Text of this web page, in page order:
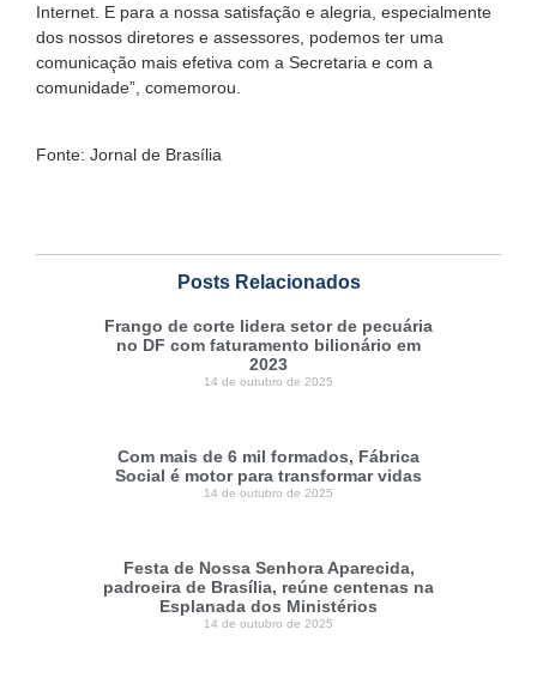
Internet. E para a nossa satisfação e alegria, especialmente
dos nossos diretores e assessores, podemos ter uma
comunicação mais efetiva com a Secretaria e com a
comunidade”, comemorou.
Fonte: Jornal de Brasília
Posts Relacionados
Frango de corte lidera setor de pecuária
no DF com faturamento bilionário em
2023
14 de outubro de 2025
Com mais de 6 mil formados, Fábrica
Social é motor para transformar vidas
14 de outubro de 2025
Festa de Nossa Senhora Aparecida,
padroeira de Brasília, reúne centenas na
Esplanada dos Ministérios
14 de outubro de 2025